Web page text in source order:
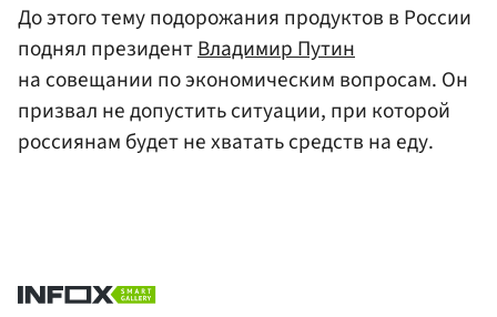
До этого тему подорожания продуктов в России
поднял президентВладимир Путин
на совещании по экономическим вопросам. Он
призвал не допустить ситуации, при которой
россиянам будет не хватать средств на еду.